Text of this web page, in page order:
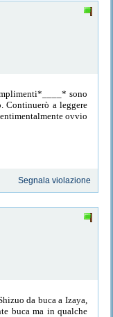
sono
Continuerò a leggere
ovvio
Segnala violazione
da buca a Izaya,
buca ma in qualche